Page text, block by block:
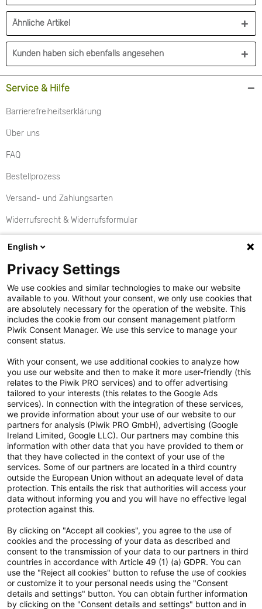
Ähnliche Artikel
Kunden haben sich ebenfalls angesehen
Service & Hilfe
Barrierefreiheitserklärung
Über uns
FAQ
Bestellprozess
Versand- und Zahlungsarten
Widerrufsrecht & Widerrufsformular
Rückgabe
Aktionen
Kontakt
Cookie Einstellungen
Vertrag widerrufen
Hinweisgebersystem
Allgemeine Geschäftsbedingungen
Impressum
Handy gebraucht Kaufen
Neuware Technikdeals
Newsletter
Abonniere unseren kostenlosen Newsletter und verpasse keine
deinen Rechten zur nachfolgenden Erhebung deiner
personenbezogenen Daten findest duhier .
Ja, ich möchte gemäß derEinwilligungserklärungden Newsletter
English
Privacy Settings
We use cookies and similar technologies to make our website
available to you. Without your consent, we only use cookies that
are absolutely necessary for the operation of the website. This
includes the cookie from our consent management platform
Piwik Consent Manager. We use this service to manage your
consent status.
With your consent, we use additional cookies to analyze how
you use our website and then to make it more user-friendly (this
relates to the Piwik PRO services) and to offer advertising
tailored to your interests (this relates to the Google Ads
services). In connection with the integration of these services,
we provide information about your use of our website to our
partners for analysis (Piwik PRO GmbH), advertising (Google
Ireland Limited, Google LLC). Our partners may combine this
information with other data that you have provided to them or
that they have collected in the context of your use of the
services. Some of our partners are located in a third country
outside the European Union without an adequate level of data
protection. This entails the risk that authorities will access your
data without informing you and you will have no effective legal
protection against this.
By clicking on "Accept all cookies", you agree to the use of
cookies and the processing of your data as described and
consent to the transmission of your data to our partners in third
countries in accordance with Article 49 (1) (a) GDPR. You can
use the "Reject all cookies" button to refuse the use of cookies
or customize it to your personal needs using the "Consent
details and settings" button. You can obtain further information
by clicking on the "Consent details and settings" button and in